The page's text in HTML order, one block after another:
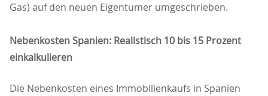
Gas) auf den neuen Eigentümer umgeschrieben.
Nebenkosten Spanien: Realistisch 10 bis 15 Prozent
einkalkulieren
Die Nebenkosten eines Immobilienkaufs in Spanien